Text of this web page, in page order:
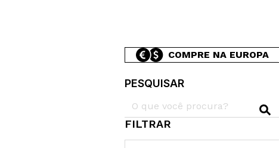
COMPRE NA EUROPA
PESQUISAR
FILTRAR